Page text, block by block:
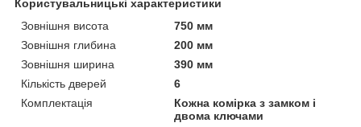
Користувальницькі характеристики
Зовнішня висота
750 мм
Зовнішня глибина
200 мм
Зовнішня ширина
390 мм
Кількість дверей
6
Комплектація
Кожна комірка з замком і
двома ключами